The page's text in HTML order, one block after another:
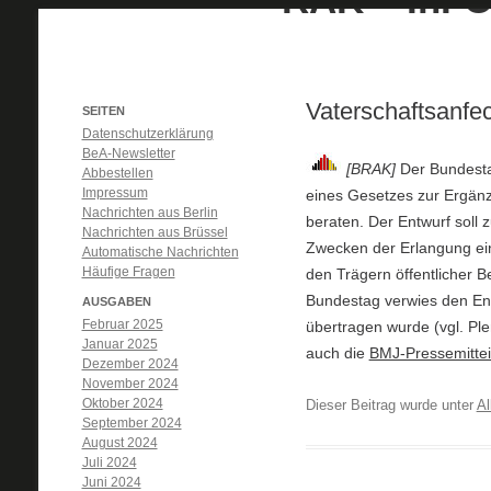
[BRAK] Der
eines Gesetzes zur
beraten. Der Entwurf soll
Zwecken der Erlangung
den Trägern öffentlicher
Bundestag verwies den
übertragen wurde (vgl.
auch die BMJ-
Dieser Beitrag wurde unter
SEITEN
Datenschutzerklärung
BeA-Newsletter
Abbestellen
Impressum
Nachrichten aus Berlin
Nachrichten aus Brüssel
Automatische Nachrichten
Häufige Fragen
AUSGABEN
Februar 2025
Januar 2025
Dezember 2024
November 2024
Oktober 2024
September 2024
August 2024
Juli 2024
Juni 2024